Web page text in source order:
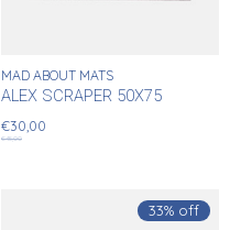
MAD ABOUT MATS
ALEX SCRAPER 50X75
€30,00
€45,00
33% off